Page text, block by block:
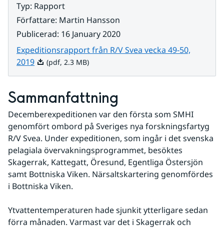
Typ: Rapport
Författare: Martin Hansson
Publicerad: 16 January 2020
Expeditionsrapport från R/V Svea vecka 49-50,
2019Pdf, 2.3 MB.
(pdf, 2.3 MB)
Sammanfattning
Decemberexpeditionen var den första som SMHI
genomfört ombord på Sveriges nya forskningsfartyg
R/V Svea. Under expeditionen, som ingår i det svenska
pelagiala övervakningsprogrammet, besöktes
Skagerrak, Kattegatt, Öresund, Egentliga Östersjön
samt Bottniska Viken. Närsaltskartering genomfördes
i Bottniska Viken.
Ytvattentemperaturen hade sjunkit ytterligare sedan
förra månaden. Varmast var det i Skagerrak och